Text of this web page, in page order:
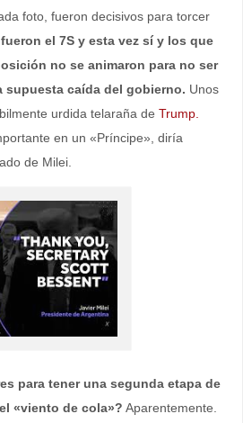
foto, fueron decisivos para torcer
el 7S y esta vez sí y los que
no se animaron para no ser
supuesta caída del gobierno. Unos
urdida telaraña de Trump.
en un «Príncipe», diría
de Milei.
para tener una segunda etapa de
«viento de cola»? Aparentemente.